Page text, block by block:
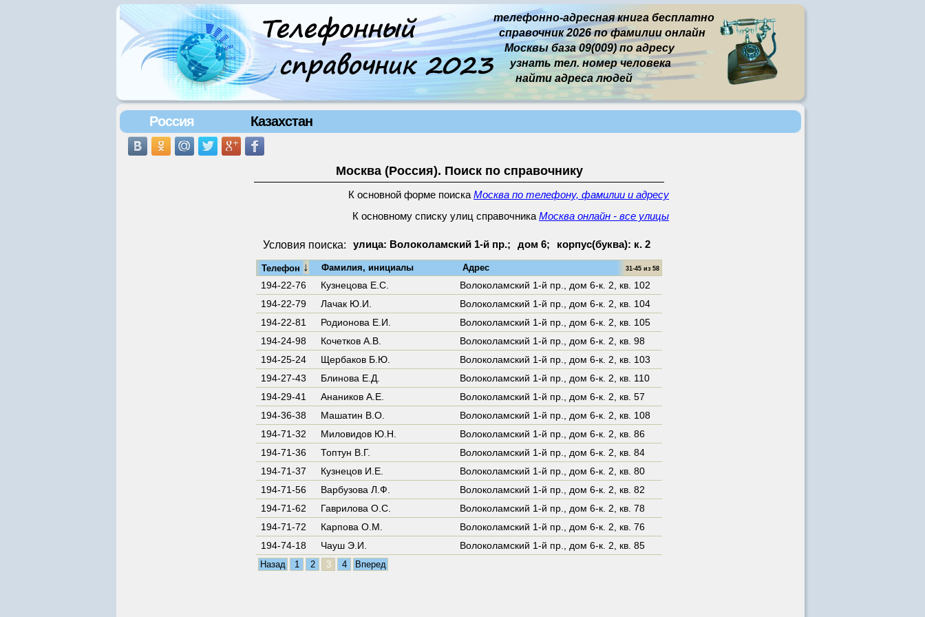
телефонно-адресная книга бесплатно
справочник 2026 по фамилии онлайн
Москвы база 09(009) по адресу
узнать тел. номер человека
найти адреса людей
Россия Казахстан
Москва (Россия). Поиск по справочнику
К основной форме поиска Москва по телефону, фамилии и адресу
К основному списку улиц справочника Москва онлайн - все улицы
Условия поиска: улица: Волоколамский 1-й пр.; дом 6; корпус(буква): к. 2
Телефон ↓ Фамилия, инициалы Адрес 31-45 из 58
194-22-76 Кузнецова Е.С. Волоколамский 1-й пр., дом 6-к. 2
кв. 102
194-22-79
Лачак Ю.И. Волоколамский 1-й пр., дом 6-к. 2
кв. 104
194-22-81
Родионова Е.И. Волоколамский 1-й пр., дом 6-к. 2
кв. 105
194-24-98
Кочетков А.В. Волоколамский 1-й пр., дом 6-к. 2
кв. 98
194-25-24
Щербаков Б.Ю. Волоколамский 1-й пр., дом 6-к. 2
кв. 103
194-27-43
Блинова Е.Д. Волоколамский 1-й пр., дом 6-к. 2
кв. 110
194-29-41
Анаников А.Е. Волоколамский 1-й пр., дом 6-к. 2
кв. 57
194-36-38
Машатин В.О. Волоколамский 1-й пр., дом 6-к. 2
кв. 108
194-71-32
Миловидов Ю.Н. Волоколамский 1-й пр., дом 6-к. 2
кв. 86
194-71-36
Топтун В.Г. Волоколамский 1-й пр., дом 6-к. 2
кв. 84
194-71-37
Кузнецов И.Е. Волоколамский 1-й пр., дом 6-к. 2
кв. 80
194-71-56
Варбузова Л.Ф. Волоколамский 1-й пр., дом 6-к. 2
кв. 82
194-71-62
Гаврилова О.С. Волоколамский 1-й пр., дом 6-к. 2
кв. 78
194-71-72
Карпова О.М. Волоколамский 1-й пр., дом 6-к. 2
кв. 76
194-74-18
Чауш Э.И. Волоколамский 1-й пр., дом 6-к. 2 кв. 85
Назад 1 2 3 4 Вперед